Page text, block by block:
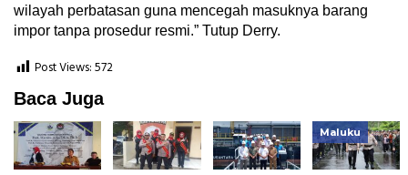
wilayah perbatasan guna mencegah masuknya barang
impor tanpa prosedur resmi.” Tutup Derry.
Post Views:572
Baca Juga
Maluku